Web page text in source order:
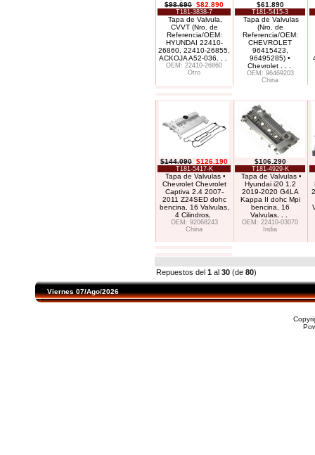
$98.690 $82.890
T181-3838-7
Tapa de Valvula,
CVVT (Nro. de
Referencia/OEM:
HYUNDAI 22410-
26860, 22410-26855,
ACKOJA A52-036
OEM: 22410-26860
Otro
$61.890
T181-5415-3
Tapa de Valvulas
(Nro. de
Referencia/OEM:
CHEVROLET
96415423,
96495285) •
Chevrolet
OEM: 96469203
China
$144.090 $126.190
T181-5417-K
Tapa de Valvulas •
Chevrolet Chevrolet
Captiva 2.4 2007-
2011 Z24SED dohc
bencina, 16 Valvulas,
4 Cilindros,
OEM: 92068243
China
$106.290
T181-4929-K
Tapa de Valvulas •
Hyundai i20 1.2
2019-2020 G4LA
Kappa II dohc Mpi
bencina, 16
Valvulas
OEM: 22410-03070
India
Repuestos del 1 al 30 (de 80)
Viernes 07/Ago/2026